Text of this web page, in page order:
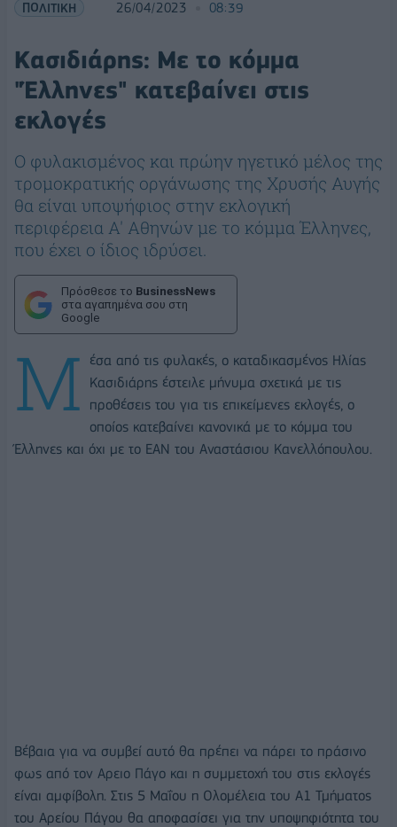
ΠΟΛΙΤΙΚΗ 26/04/2023 08:39
Κασιδιάρης: Με το κόμμα
"Έλληνες" κατεβαίνει στις
εκλογές
Ο φυλακισμένος και πρώην ηγετικό μέλος της
τρομοκρατικής οργάνωσης της Χρυσής Αυγής
θα είναι υποψήφιος στην εκλογική
περιφέρεια Α' Αθηνών με το κόμμα Έλληνες,
που έχει ο ίδιος ιδρύσει.
Πρόσθεσε το BusinessNews
στα αγαπημένα σου στη
Google
Μ
έσα από τις φυλακές, ο καταδικασμένος Ηλίας
Κασιδιάρης έστειλε μήνυμα σχετικά με τις
προθέσεις του για τις επικείμενες εκλογές, ο
οποίος κατεβαίνει κανονικά με το κόμμα του
Έλληνες και όχι με το ΕΑΝ του Αναστάσιου Κανελλόπουλου.
Βέβαια για να συμβεί αυτό θα πρέπει να πάρει το πράσινο
φως από τον Αρειο Πάγο και η συμμετοχή του στις εκλογές
είναι αμφίβολη. Στις 5 Μαΐου η Ολομέλεια του Α1 Τμήματος
του Αρείου Πάγου θα αποφασίσει για την υποψηφιότητα του